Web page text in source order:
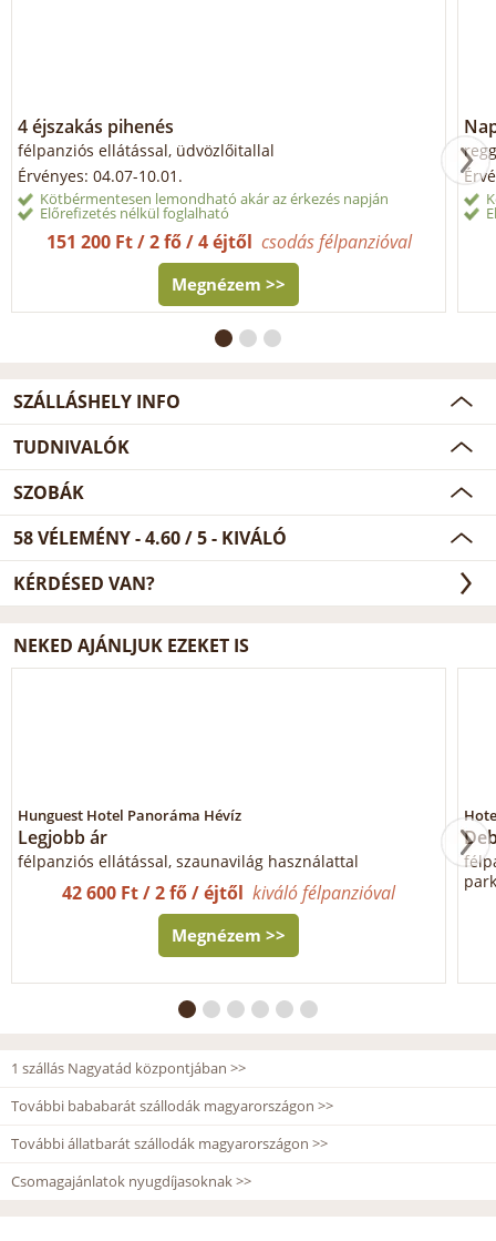
4 éjszakás pihenés
félpanziós ellátással, üdvözlőitallal
Érvényes: 04.07-10.01.
Kötbérmentesen lemondható akár az érkezés napján
Előrefizetés nélkül foglalható
151 200 Ft / 2 fő / 4 éjtől csodás félpanzióval
Megnézem >>
SZÁLLÁSHELY INFO
TUDNIVALÓK
SZOBÁK
58VÉLEMÉNY -4.60/5- KIVÁLÓ
KÉRDÉSED VAN?
NEKED AJÁNLJUK EZEKET IS
Hunguest Hotel Panoráma Hévíz
Legjobb ár
félpanziós ellátással, szaunavilág használattal
42 600 Ft / 2 fő / éjtőlkiváló félpanzióval
Megnézem >>
1 szállás Nagyatád központjában >>
További bababarát szállodák magyarországon >>
További állatbarát szállodák magyarországon >>
Csomagajánlatok nyugdíjasoknak >>